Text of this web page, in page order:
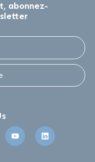
abonnez-
Facebooksur Twitter
Suivez-nous surSuivez-nous sur